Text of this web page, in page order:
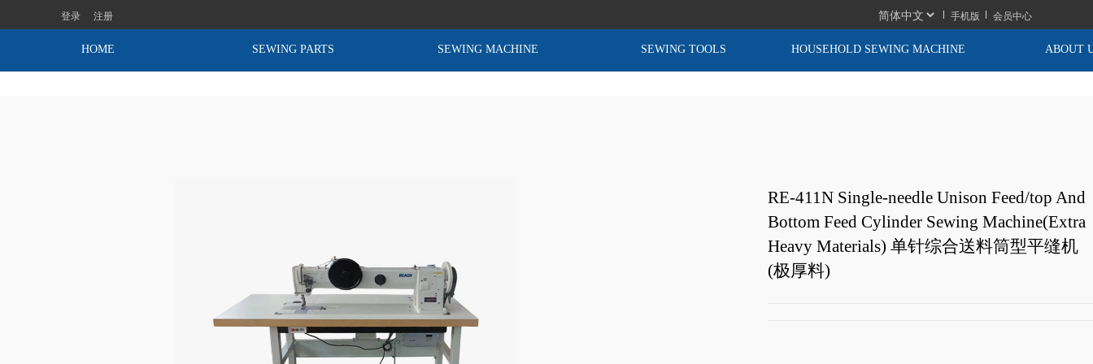
登录 注册 手机版 会员中心
HOME SEWING PARTS SEWING MACHINE SEWING TOOLS HOUSEHOLD SEWING MACHINE ABOUT
RE-411N Single-needle Unison Feed/top And
Bottom Feed Cylinder Sewing Machine(Extra
Heavy Materials) 单针综合送料筒型平缝机
(极厚料)